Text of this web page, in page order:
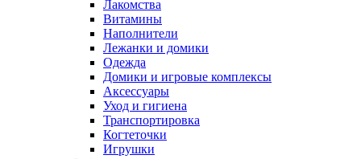
Лакомства
Витамины
Наполнители
Лежанки и домики
Одежда
Домики и игровые комплексы
Аксессуары
Уход и гигиена
Транспортировка
Когтеточки
Игрушки